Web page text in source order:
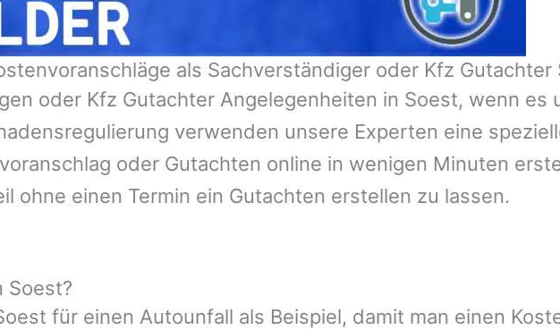
als Sachverständiger oder Kfz Gutachter
oder Kfz Gutachter Angelegenheiten in Soest, wenn es
verwenden unsere Experten eine
oder Gutachten online in wenigen Minuten
ohne einen Termin ein Gutachten erstellen zu lassen.
Soest?
für einen Autounfall als Beispiel, damit man einen